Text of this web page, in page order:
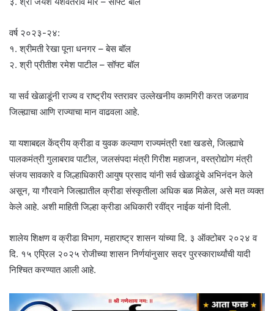
वर्ष २०२३-२४:
१. श्रीमती रेखा पूना धनगर – बेस बॉल
२. श्री प्रीतीश रमेश पाटील – सॉफ्ट बॉल
या सर्व खेळाडूंनी राज्य व राष्ट्रीय स्तरावर उल्लेखनीय कामगिरी करत जळगाव
जिल्ह्याचा आणि राज्याचा मान वाढवला आहे.
या यशाबद्दल केंद्रीय क्रीडा व युवक कल्याण राज्यमंत्री रक्षा खडसे, जिल्ह्याचे
पालकमंत्री गुलाबराव पाटील, जलसंपदा मंत्री गिरीश महाजन, वस्त्रोद्योग मंत्री
संजय सावकारे व जिल्हाधिकारी आयुष प्रसाद यांनी सर्व खेळाडूंचे अभिनंदन केले
असून, या गौरवाने जिल्ह्यातील क्रीडा संस्कृतीला अधिक बळ मिळेल, असे मत व्यक्त
केले आहे. अशी माहिती जिल्हा क्रीडा अधिकारी रवींद्र नाईक यांनी दिली.
शालेय शिक्षण व क्रीडा विभाग, महाराष्ट्र शासन यांच्या दि. ३ ऑक्टोबर २०२४ व
दि. १५ एप्रिल २०२५ रोजीच्या शासन निर्णयांनुसार सदर पुरस्कारार्थ्यांची यादी
निश्चित करण्यात आली आहे.